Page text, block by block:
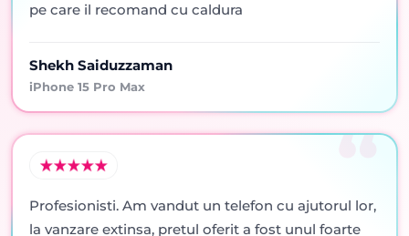
pe care il recomand cu caldura
Shekh Saiduzzaman
iPhone 15 Pro Max
Profesionisti. Am vandut un telefon cu ajutorul lor,
la vanzare extinsa, pretul oferit a fost unul foarte